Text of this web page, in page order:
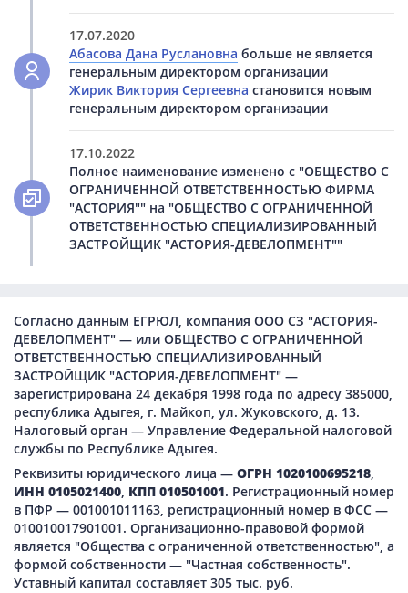
17.07.2020
Абасова Дана Руслановна больше не является
генеральным директором организации
Жирик Виктория Сергеевна становится новым
генеральным директором организации
17.10.2022
Полное наименование изменено с "ОБЩЕСТВО С
ОГРАНИЧЕННОЙ ОТВЕТСТВЕННОСТЬЮ ФИРМА
"АСТОРИЯ"" на "ОБЩЕСТВО С ОГРАНИЧЕННОЙ
ОТВЕТСТВЕННОСТЬЮ СПЕЦИАЛИЗИРОВАННЫЙ
ЗАСТРОЙЩИК "АСТОРИЯ-ДЕВЕЛОПМЕНТ""
Согласно данным ЕГРЮЛ, компания ООО СЗ "АСТОРИЯ-
ДЕВЕЛОПМЕНТ" — или ОБЩЕСТВО С ОГРАНИЧЕННОЙ
ОТВЕТСТВЕННОСТЬЮ СПЕЦИАЛИЗИРОВАННЫЙ
ЗАСТРОЙЩИК "АСТОРИЯ-ДЕВЕЛОПМЕНТ" —
зарегистрирована 24 декабря 1998 года по адресу 385000,
республика Адыгея, г. Майкоп, ул. Жуковского, д. 13.
Налоговый орган — Управление Федеральной налоговой
службы по Республике Адыгея.
Реквизиты юридического лица — ОГРН 1020100695218,
ИНН 0105021400, КПП 010501001. Регистрационный номер
в ПФР — 001001011163, регистрационный номер в ФСС —
010010017901001. Организационно-правовой формой
является "Общества с ограниченной ответственностью", а
формой собственности — "Частная собственность".
Уставный капитал составляет 305 тыс. руб.